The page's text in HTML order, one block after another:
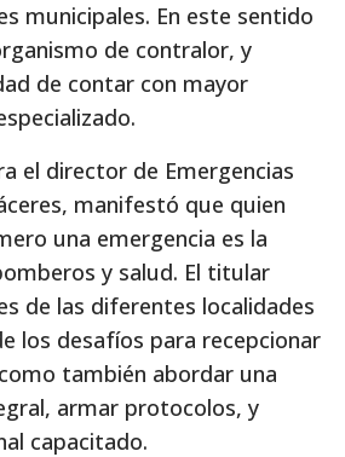
municipales. En este sentido
de contralor, y
de contar con mayor
el director de Emergencias
manifestó que quien
una emergencia es la
y salud. El titular
de las diferentes localidades
los desafíos para recepcionar
también abordar una
armar protocolos, y
capacitado.